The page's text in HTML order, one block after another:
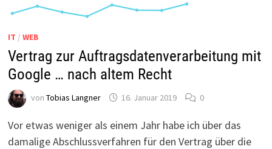
IT / WEB
Vertrag zur Auftragsdatenverarbeitung mit
Google … nach altem Recht
von Tobias Langner 16. Januar 2019 0
Vor etwas weniger als einem Jahr habe ich über das
damalige Abschlussverfahren für den Vertrag über die